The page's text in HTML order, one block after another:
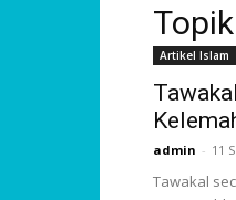
Artikel Islam
admin - 11
Tawakal